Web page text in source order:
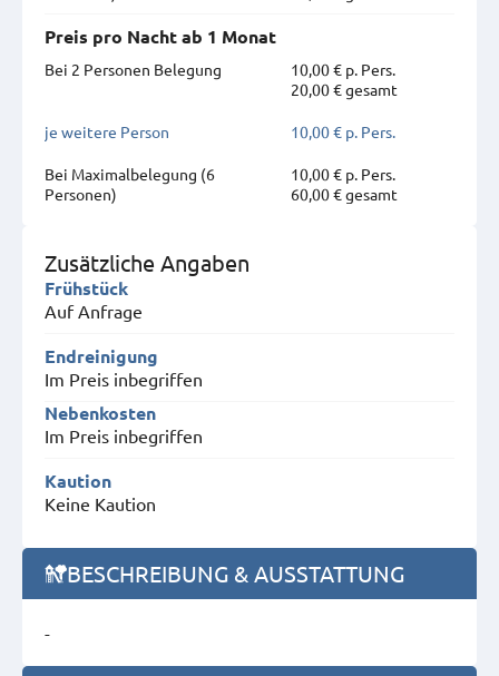
Preis pro Nacht ab 1 Monat
Bei 2 Personen Belegung
10,00 € p. Pers.
20,00 € gesamt
je weitere Person 10,00 € p. Pers.
Bei Maximal­belegung (6
Personen)
10,00 € p. Pers.
60,00 € gesamt
Zusätzliche Angaben
Frühstück
Auf Anfrage
Endreinigung
Im Preis inbegriffen
Nebenkosten
Im Preis inbegriffen
Kaution
Keine Kaution
BESCHREIBUNG & AUSSTATTUNG
-